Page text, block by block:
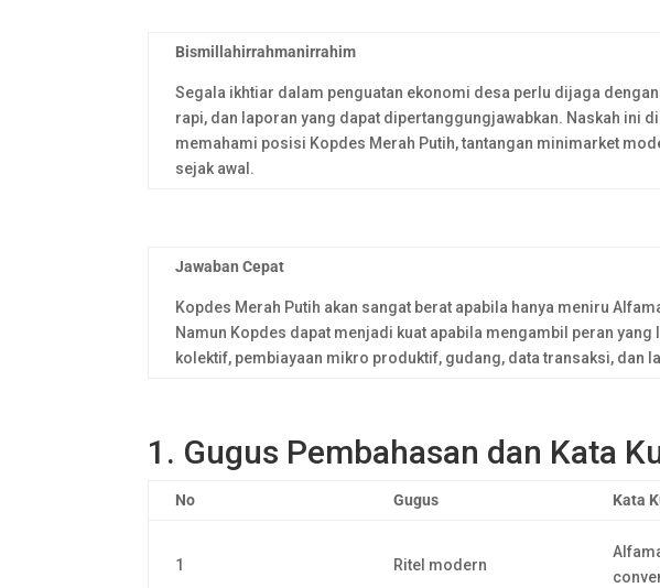
Bismillahirrahmanirrahim
Segala ikhtiar dalam penguatan ekonomi desa perlu dijaga
rapi, dan laporan yang dapat dipertanggungjawabkan. Naskah ini
memahami posisi Kopdes Merah Putih, tantangan minimarket
sejak awal.
Jawaban Cepat
Kopdes Merah Putih akan sangat berat apabila hanya meniru
Namun Kopdes dapat menjadi kuat apabila mengambil peran
kolektif, pembiayaan mikro produktif, gudang, data transaksi, dan
1. Gugus Pembahasan dan Kata
No Gugus Kata
1 Ritel modern